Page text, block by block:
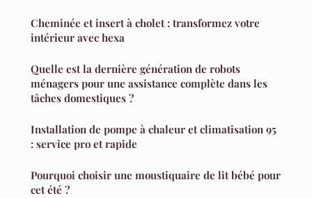
Cheminée et insert à cholet : transformez votre
intérieur avec hexa
Quelle est la dernière génération de robots
ménagers pour une assistance complète dans les
tâches domestiques ?
Installation de pompe à chaleur et climatisation 95
: service pro et rapide
Pourquoi choisir une moustiquaire de lit bébé pour
cet été ?